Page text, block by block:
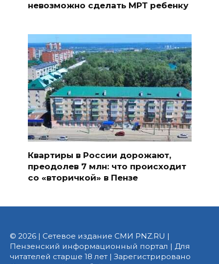
невозможно сделать МРТ ребенку
Квартиры в России дорожают,
преодолев 7 млн: что происходит
со «вторичкой» в Пензе
© 2026 | Сетевое издание СМИ PNZ.RU |
Пензенский информационный портал | Для
читателей старше 18 лет | Зарегистрировано